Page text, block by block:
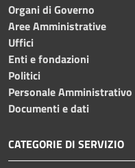
Organi di Governo
Aree Amministrative
Uffici
Enti e fondazioni
Politici
Personale Amministrativo
Documenti e dati
CATEGORIE DI SERVIZIO